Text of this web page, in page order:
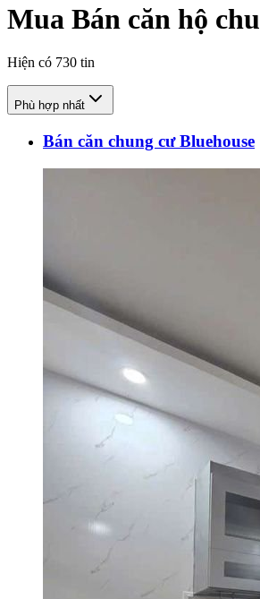
Mua Bán căn hộ
Hiện có 730 tin
Phù hợp nhất
Bán căn chung cư Bluehouse